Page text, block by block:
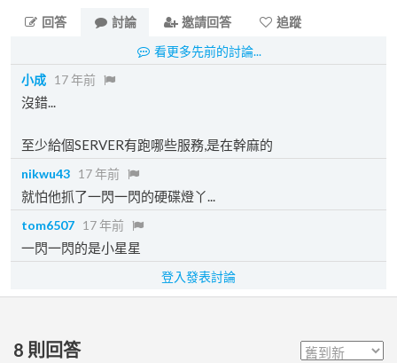
回答
討論 邀請回答
追蹤
看更多先前的討論...
小成 17 年前
沒錯...
至少給個SERVER有跑哪些服務,是在幹麻的
nikwu43 17 年前
就怕他抓了一閃一閃的硬碟燈丫...
tom6507 17 年前
一閃一閃的是小星星
登入發表討論
8 則回答